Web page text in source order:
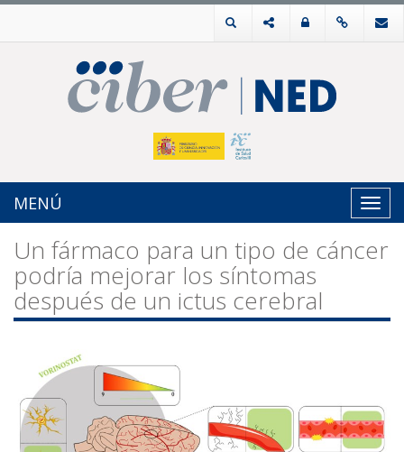
MENÚ
Un fármaco para un tipo de cáncer
podría mejorar los síntomas
después de un ictus cerebral